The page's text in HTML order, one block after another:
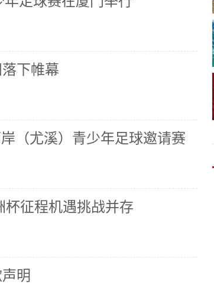
下帷幕
（尤溪）青少年足球邀请赛
杯征程机遇挑战并存
明